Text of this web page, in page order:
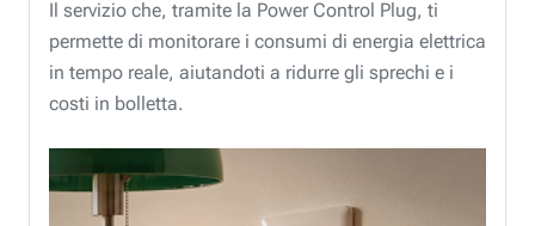
Il servizio che, tramite la Power Control Plug, ti
permette di monitorare i consumi di energia elettrica
in tempo reale, aiutandoti a ridurre gli sprechi e i
costi in bolletta.